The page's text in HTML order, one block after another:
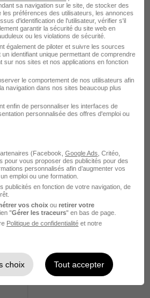
sa navigation sur le site, de stocker des
les préférences des utilisateurs, les annonces
d'identification de l'utilisateur, vérifier s'il
garantir la sécurité du site web en
ou les violations de sécurité.
également de piloter et suivre les sources
identifiant unique permettant de comprendre
sur nos sites et nos applications en fonction
le comportement de nos utilisateurs afin
navigation dans nos sites beaucoup plus
enfin de personnaliser les interfaces de
personnalisée des offres d'emploi ou
(Facebook, Google Ads , Critéo,
pour vous proposer des publicités pour des
personnalisés afin d’augmenter vos
emploi ou une formation.
publicités en fonction de votre navigation, de
vos choix ou retirer votre
"Gérer les traceurs" en bas de page.
Politique de confidentialité et notre
choix Tout accepter